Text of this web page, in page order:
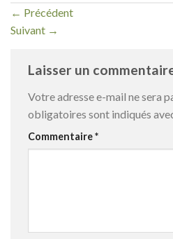
← Précédent
Suivant →
Laisser un
Votre adresse e-mail ne sera
obligatoires sont indiqués
Commentaire*